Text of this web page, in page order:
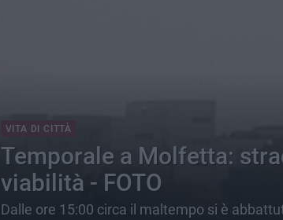
VITA DI CITTÀ
Temporale a Molfetta:
viabilità - FOTO
Dalle ore 15:00 circa il maltempo si è